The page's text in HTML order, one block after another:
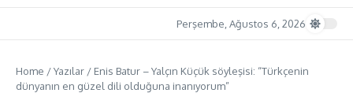
Perşembe, Ağustos 6, 2026
Home /Yazılar / Enis Batur – Yalçın Küçük söyleşisi: “Türkçenin
dünyanın en güzel dili olduğuna inanıyorum”